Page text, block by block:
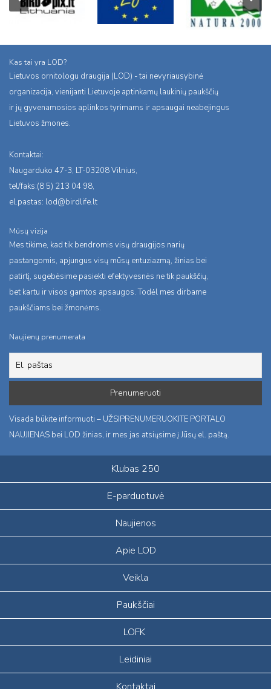
Kas tai yra LOD?
Lietuvos ornitologu draugija (LOD) - tai nevyriausybinė
organizacija, vienijanti Lietuvoje aptinkamų laukinių paukščių
ir jų gyvenamosios aplinkos tyrimams ir apsaugai neabejingus
Lietuvos žmones.
Kontaktai:
Naugarduko 47-3, LT-03208 Vilnius,
tel/faks:(8 5) 213 04 98,
el.pastas: lod@birdlife.lt
Mūsų vizija
Mes tikime, kad tik bendromis visų draugijos narių
pastangomis, apjungus visų mūsų entuziazmą, žinias bei
patirtį, sugebėsime pasiekti efektyvesnės ne tik paukščių,
bet kartu ir visos gamtos apsaugos. Todėl mes dirbame
paukščiams bei žmonėms.
Naujienų prenumerata
Visada būkite informuoti – UŽSIPRENUMERUOKITE PORTALO
NAUJIENAS bei LOD žinias, ir mes jas atsiųsime į Jūsų el. paštą.
Klubas 250
E-parduotuvė
Naujienos
Apie LOD
Veikla
Paukščiai
LOFK
Leidiniai